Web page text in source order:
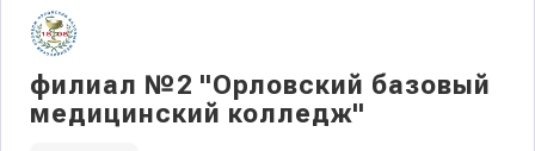
филиал №2 "Орловский базовый
медицинский колледж"